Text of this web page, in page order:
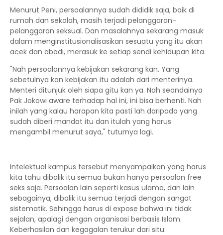
Menurut Peni, persoalannya sudah dididik saja, baik di
rumah dan sekolah, masih terjadi pelanggaran-
pelanggaran seksual. Dan masalahnya sekarang masuk
dalam menginstitusionalisasikan sesuatu yang itu akan
acek dan abadi, merasuk ke setiap sendi kehidupan kita.
"Nah persoalannya kebijakan sekarang kan. Yang
sebetulnya kan kebijakan itu adalah dari menterinya.
Menteri ditunjuk oleh siapa gitu kan ya. Nah seandainya
Pak Jokowi aware terhadap hal ini, ini bisa berhenti. Nah
inilah yang kalau harapan kita pasti lah daripada yang
sudah diberi mandat itu dan itulah yang harus
mengambil menurut saya," tuturnya lagi.
Intelektual kampus tersebut menyampaikan yang harus
kita tahu dibalik itu semua bukan hanya persoalan free
seks saja. Persoalan lain seperti kasus ulama, dan lain
sebagainya, dibalik itu semua terjadi dengan sangat
sistematik. Sehingga harus di expose bahwa ini tidak
sejalan, apalagi dengan organisasi berbasis Islam.
Keberhasilan dan kegagalan terukur dari situ.